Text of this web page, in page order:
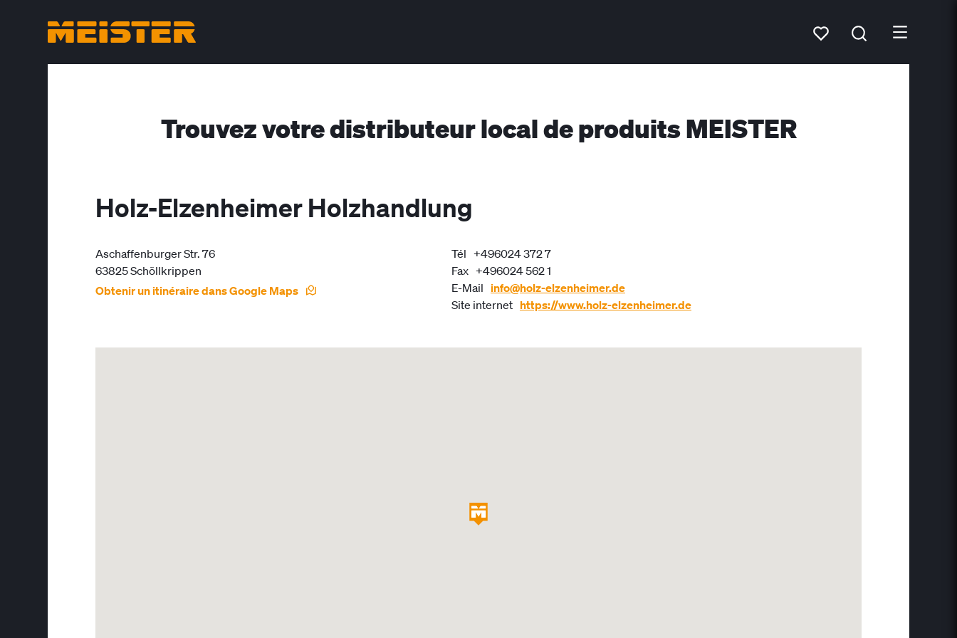
Trouvez votre distributeur local de produits MEISTER
Holz-Elzenheimer Holzhandlung
Aschaffenburger Str. 76
63825 Schöllkrippen
Obtenir un itinéraire dans Google Maps
Tél +496024 372 7
Fax +496024 562 1
E-Mail info@holz-elzenheimer.de
Site internet https://www.holz-elzenheimer.de